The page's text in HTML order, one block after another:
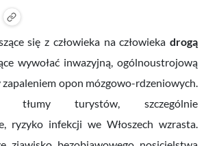
się z człowieka na człowieka drogą
wywołać inwazyjną, ogólnoustrojową
zapaleniem opon mózgowo-rdzeniowych.
tłumy turystów, szczególnie
ryzyko infekcji we Włoszech wzrasta.